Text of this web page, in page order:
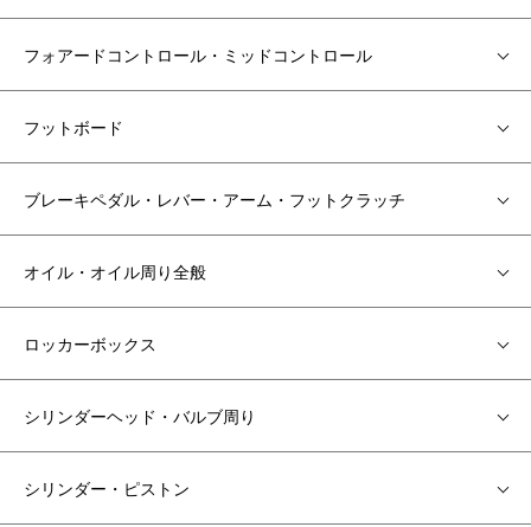
フォアードコントロール・ミッドコントロール
フットボード
ブレーキペダル・レバー・アーム・フットクラッチ
オイル・オイル周り全般
ロッカーボックス
シリンダーヘッド・バルブ周り
シリンダー・ピストン